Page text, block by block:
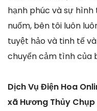
hạnh phúc và sự
nuốm, bên tôi luôn
tuyệt hảo và tinh tế
chuyển cảm tình của
Dịch Vụ Điện Hoa
xã Hương Thủy